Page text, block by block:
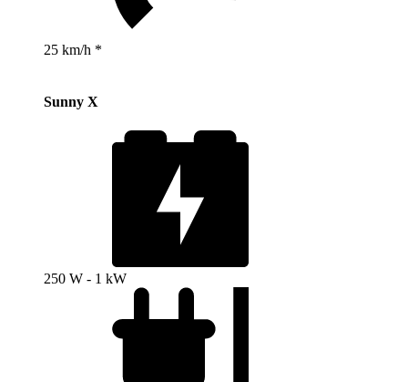
25 km/h *
Sunny X
250 W - 1 kW